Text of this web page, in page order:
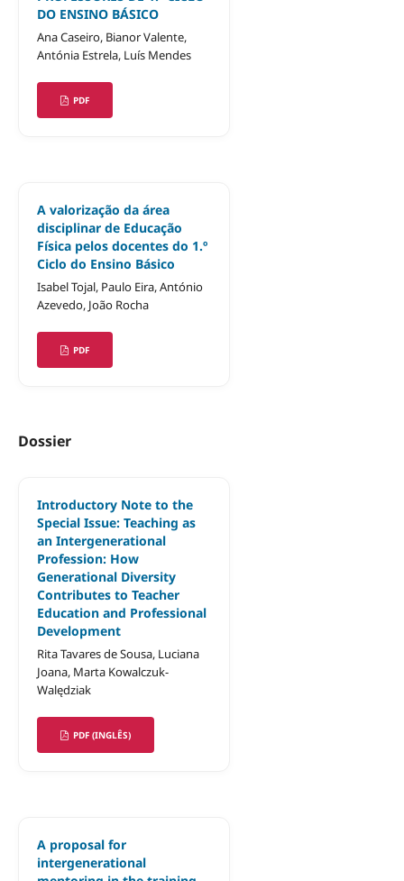
DO ENSINO BÁSICO
Ana Caseiro, Bianor Valente,
Antónia Estrela, Luís Mendes
PDF
A valorização da área
disciplinar de Educação
Física pelos docentes do 1.º
Ciclo do Ensino Básico
Isabel Tojal, Paulo Eira, António
Azevedo, João Rocha
PDF
Dossier
Introductory Note to the
Special Issue: Teaching as
an Intergenerational
Profession: How
Generational Diversity
Contributes to Teacher
Education and Professional
Development
Rita Tavares de Sousa, Luciana
Joana, Marta Kowalczuk-
Walędziak
PDF (INGLÊS)
A proposal for
intergenerational